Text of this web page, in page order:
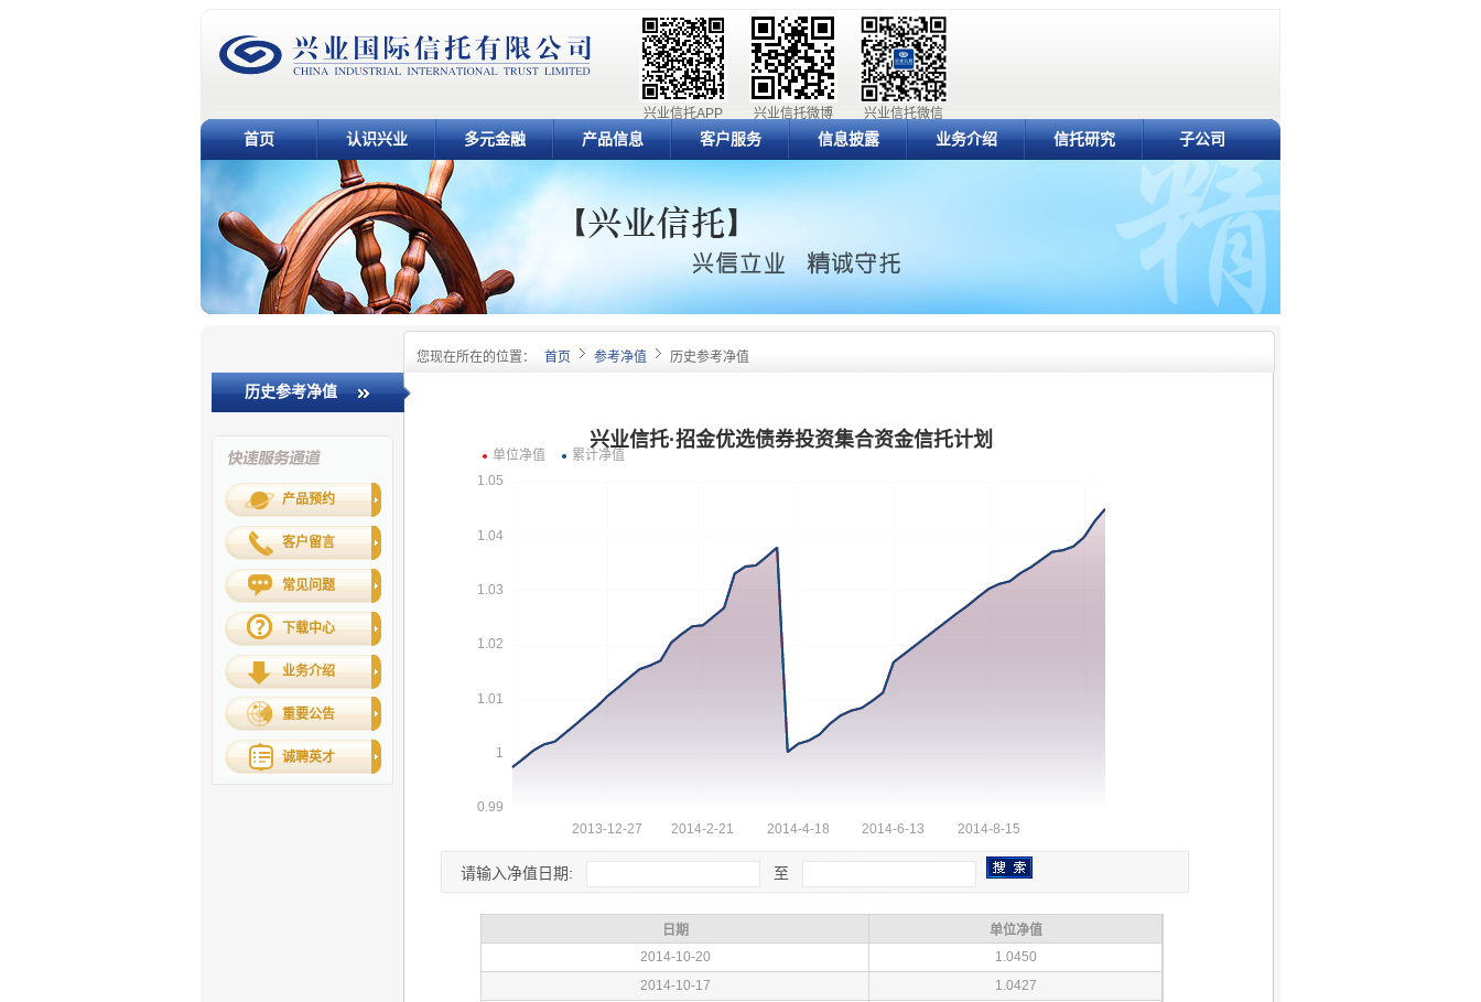
兴业信托微信
兴业信托微博
兴业信托APP
首页 认识兴业 多元金融 产品信息 客户服务 信息披露 业务介绍 信托研究 子公司
您现在所在的位置： 首页 参考净值 历史参考净值
历史参考净值
产品预约
客户留言
常见问题
下载中心
业务介绍
重要公告
诚聘英才
请输入净值日期: 至